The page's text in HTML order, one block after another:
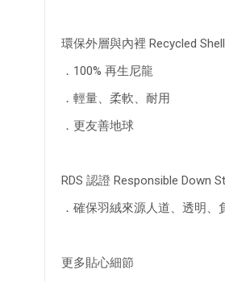
環保外層與內裡 Recycled
．100% 再生尼龍
．輕量、柔軟、耐用
．更友善地球
RDS 認證 Responsible Down
．確保羽絨來源人道、透明、
更多貼心細節